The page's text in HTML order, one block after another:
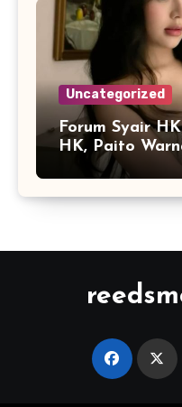
Uncategorized
Forum Syair
HK, Paito
Harian